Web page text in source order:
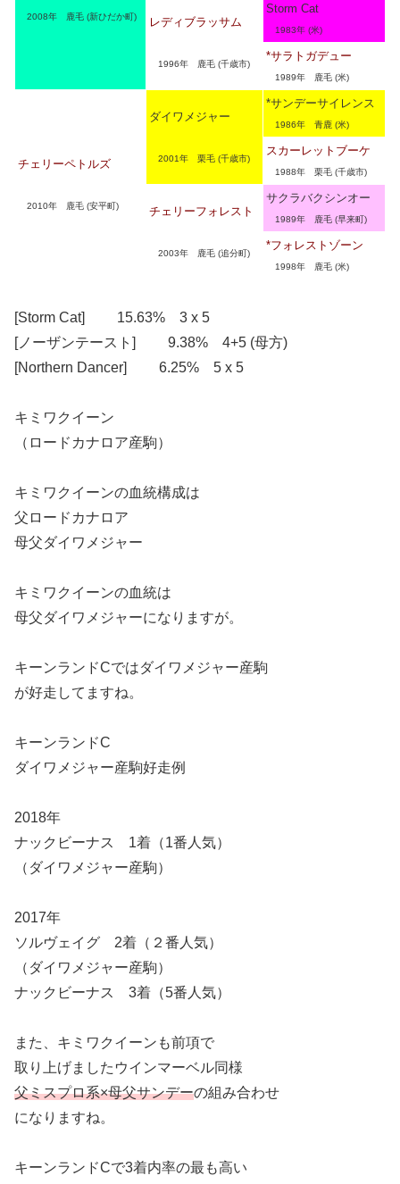
2008年 鹿毛 (新ひだか町) レディブラッサム
1996年 鹿毛 (千歳市)
Storm Cat
1983年 (米)
*サラトガデュー
1989年 鹿毛 (米)
チェリーペトルズ
2010年 鹿毛 (安平町)
ダイワメジャー
2001年 栗毛 (千歳市)
*サンデーサイレンス
1986年 青鹿 (米)
スカーレットブーケ
1988年 栗毛 (千歳市)
チェリーフォレスト
2003年 鹿毛 (追分町)
サクラバクシンオー
1989年 鹿毛 (早来町)
*フォレストゾーン
1998年 鹿毛 (米)
[Storm Cat] 15.63% 3 x 5
[ノーザンテースト] 9.38% 4+5 (母方)
[Northern Dancer] 6.25% 5 x 5
キミワクイーン
（ロードカナロア産駒）
キミワクイーンの血統構成は
父ロードカナロア
母父ダイワメジャー
キミワクイーンの血統は
母父ダイワメジャーになりますが。
キーンランドCではダイワメジャー産駒
が好走してますね。
キーンランドC
ダイワメジャー産駒好走例
2018年
ナックビーナス 1着（1番人気）
（ダイワメジャー産駒）
2017年
ソルヴェイグ 2着（２番人気）
（ダイワメジャー産駒）
ナックビーナス 3着（5番人気）
また、キミワクイーンも前項で
取り上げましたウインマーベル同様
父ミスプロ系×母父サンデーの組み合わせ
になりますね。
キーンランドCで3着内率の最も高い